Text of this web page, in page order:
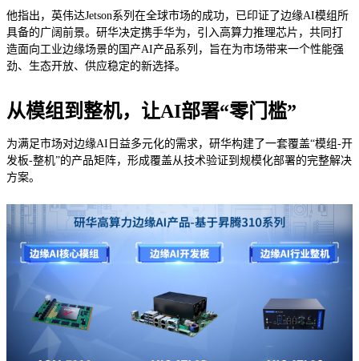
他指出，英伟达Jetson系列在全球市场的成功，已印证了边缘AI模组所
具备的广阔前景。研华决定携手华为，引入高算力推理芯片，共同打
造面向工业边缘场景的国产AI产品系列，旨在为市场带来一个性能强
劲、生态开放、供应稳定的新选择。
从模组到整机，让AI部署“零门槛”
为满足市场对边缘AI日益多元化的需求，研华构建了一套覆盖“模组-开
发板-整机”的产品矩阵，形成覆盖从技术验证到规模化部署的完整解决
方案。